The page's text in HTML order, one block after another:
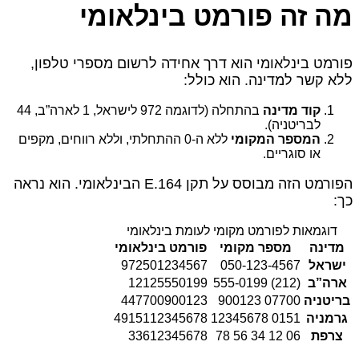
מה זה פורמט בינלאומי
פורמט בינלאומי הוא דרך אחידה לרשום מספרי טלפון,
ללא קשר למדינה. הוא כולל:
קוד מדינה
בהתחלה (לדוגמה 972 לישראל, 1 לארה”ב, 44
לבריטניה).
המספר המקומי
ללא ה‑0 ההתחלתי, וללא רווחים, מקפים
או סוגריים.
הפורמט הזה מבוסס על תקן E.164 הבינלאומי. הוא נראה
כך:
דוגמאות לפורמט מקומי לעומת בינלאומי
מדינה
מספר מקומי
פורמט בינלאומי
ישראל 050-123-4567
972501234567
ארה”ב (212) 555-0199
12125550199
בריטניה 07700 900123
447700900123
גרמניה 0151 12345678
4915112345678
צרפת
06 12 34 56 78
33612345678